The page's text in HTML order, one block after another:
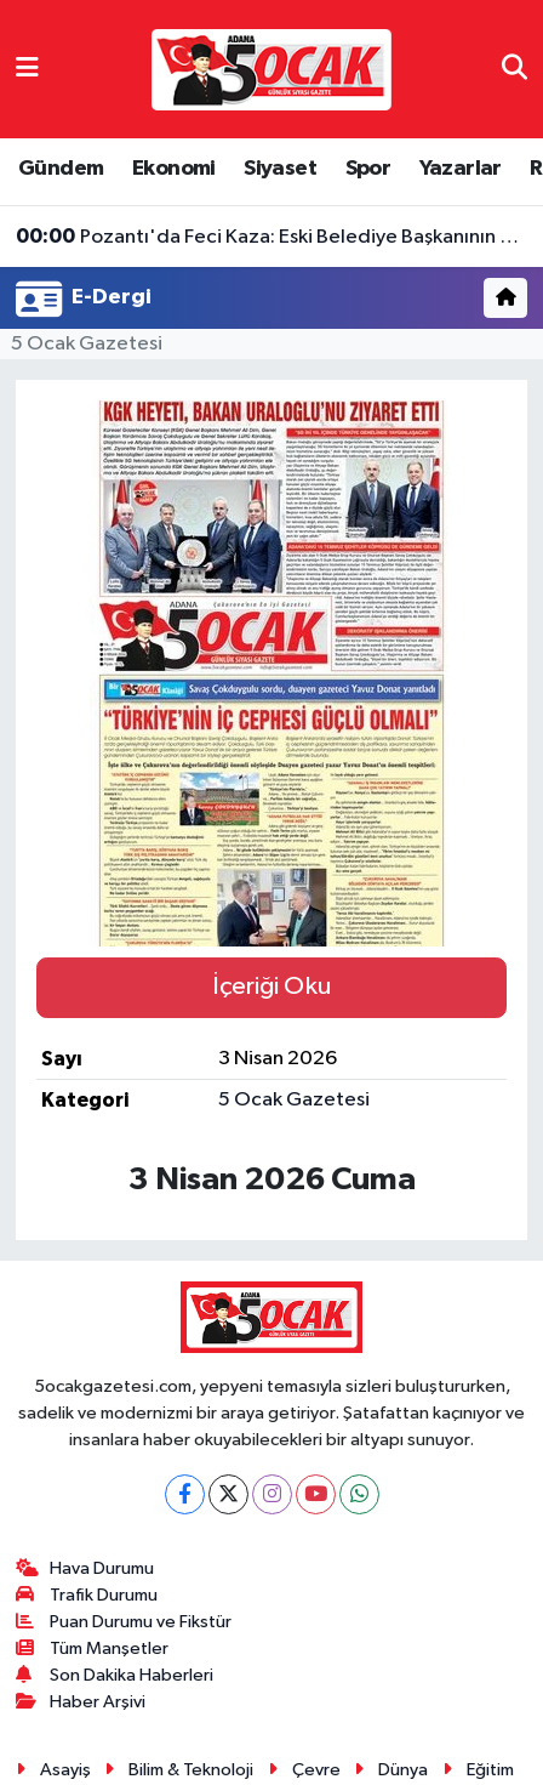
Gündem Ekonomi Siyaset Spor Yazarlar
00:00 Pozantı'da Feci Kaza: Eski Belediye Başkanının Yeğeni Hayatını Kaybetti
E-Dergi
5 Ocak Gazetesi
İçeriği Oku
Sayı
3 Nisan 2026
Kategori
5 Ocak Gazetesi
3 Nisan 2026 Cuma
5ocakgazetesi.com, yepyeni temasıyla sizleri buluştururken,
sadelik ve modernizmi bir araya getiriyor. Şatafattan kaçınıyor ve
insanlara haber okuyabilecekleri bir altyapı sunuyor.
Hava Durumu
Trafik Durumu
Puan Durumu ve Fikstür
Tüm Manşetler
Son Dakika Haberleri
Haber Arşivi
Asayiş Bilim & Teknoloji Çevre Dünya
Eğitim
Eğitim
Ekonomi
Gündem
Haber Reklam
Magazin
Özel
Resmi İlanlar
Sağlık
Siyaset
Spor
Yaşam
Yerel Yönetimler
Yurttan
Hava Durumu
Son Dakika Haberleri
Haber Arşivi